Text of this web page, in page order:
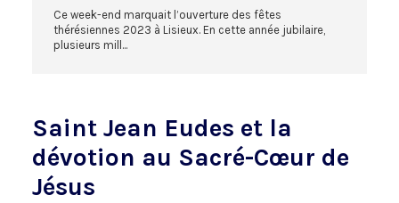
Ce week-end marquait l’ouverture des fêtes
thérésiennes 2023 à Lisieux. En cette année jubilaire,
plusieurs mill...
Saint Jean Eudes et la
dévotion au Sacré-Cœur de
Jésus